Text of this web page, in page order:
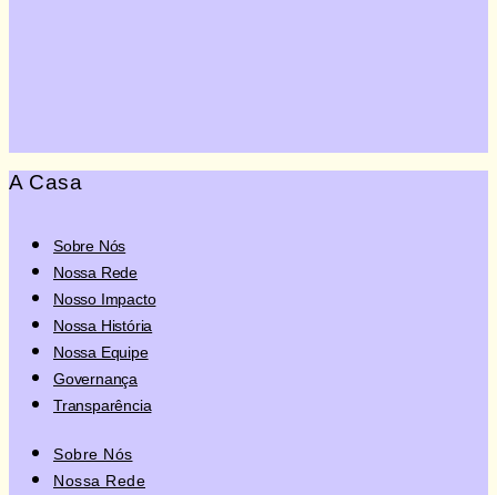
A Casa
Sobre Nós
Nossa Rede
Nosso Impacto
Nossa História
Nossa Equipe
Governança
Transparência
Sobre Nós
Nossa Rede